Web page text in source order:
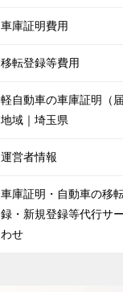
車庫証明費用
移転登録等費用
軽自動車の車庫証明（
地域｜埼玉県
運営者情報
車庫証明・自動車の移
録・新規登録等代行サ
わせ